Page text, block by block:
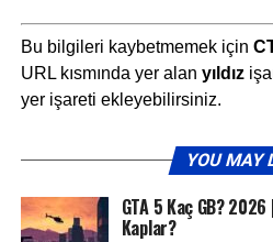
Bu bilgileri kaybetmemek için
URL kısmında yer alan yıldız
yer işareti ekleyebilirsiniz.
YOU MAY
GTA 5 Kaç GB? 2026
Kaplar?